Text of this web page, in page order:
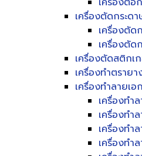
เครื่องตัดกระดา
เครื่องตัด
เครื่องตัด
เครื่องตัดสติกเ
เครื่องทำตราย
เครื่องทำลายเอ
เครื่องทำ
เครื่องทำ
เครื่องทำ
เครื่องทำ